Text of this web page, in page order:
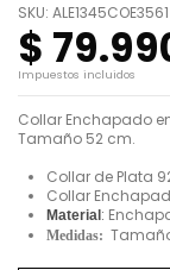
SKU: ALE1345COE3561
$
Impuestos incluidos
Collar Enchapado
Tamaño 52 cm.
Collar de Plata
Collar
Material :
Medidas: